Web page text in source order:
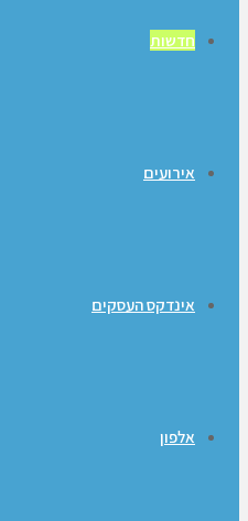
חדשות
אירועים
אינדקס העסקים
אלפון